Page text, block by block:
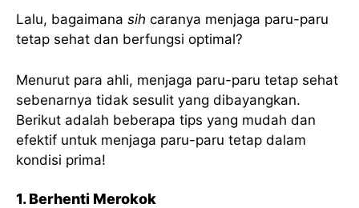
Lalu, bagaimana sih caranya menjaga paru-paru
tetap sehat dan berfungsi optimal?
Menurut para ahli, menjaga paru-paru tetap sehat
sebenarnya tidak sesulit yang dibayangkan.
Berikut adalah beberapa tips yang mudah dan
efektif untuk menjaga paru-paru tetap dalam
kondisi prima!
1. Berhenti Merokok